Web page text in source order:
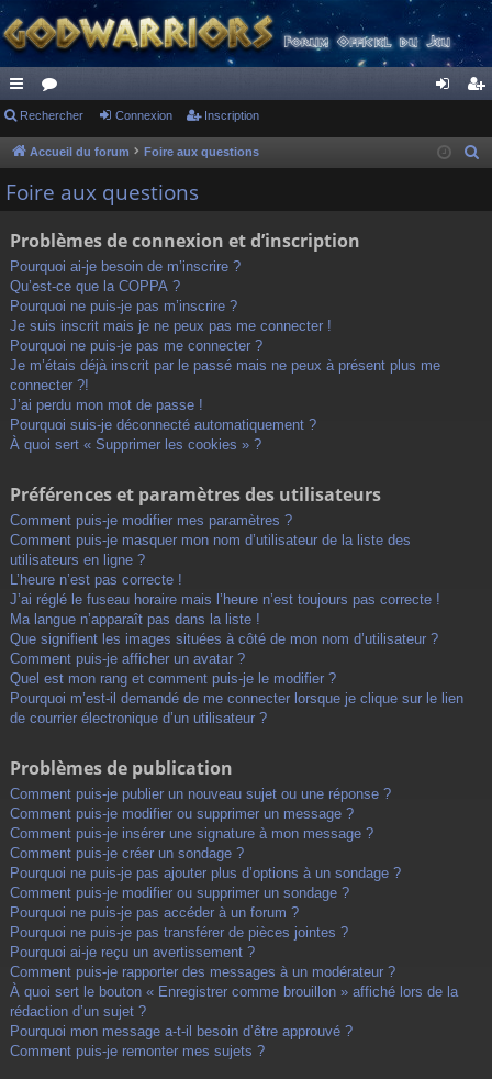
ac
co
ur
s
or
u ne cri
Rechercher Connexion Inscription
Accueil du forum Foire aux questions
Foire aux questions
Problèmes de connexion et d’inscription
Pourquoi ai-je besoin de m’inscrire ?
Qu’est-ce que la COPPA ?
Pourquoi ne puis-je pas m’inscrire ?
Je suis inscrit mais je ne peux pas me connecter !
Pourquoi ne puis-je pas me connecter ?
Je m’étais déjà inscrit par le passé mais ne peux à présent plus me
connecter ?!
J’ai perdu mon mot de passe !
Pourquoi suis-je déconnecté automatiquement ?
À quoi sert « Supprimer les cookies » ?
Préférences et paramètres des utilisateurs
Comment puis-je modifier mes paramètres ?
Comment puis-je masquer mon nom d’utilisateur de la liste des
utilisateurs en ligne ?
L’heure n’est pas correcte !
J’ai réglé le fuseau horaire mais l’heure n’est toujours pas correcte !
Ma langue n’apparaît pas dans la liste !
Que signifient les images situées à côté de mon nom d’utilisateur ?
Comment puis-je afficher un avatar ?
Quel est mon rang et comment puis-je le modifier ?
Pourquoi m’est-il demandé de me connecter lorsque je clique sur le lien
de courrier électronique d’un utilisateur ?
Problèmes de publication
Comment puis-je publier un nouveau sujet ou une réponse ?
Comment puis-je modifier ou supprimer un message ?
Comment puis-je insérer une signature à mon message ?
Comment puis-je créer un sondage ?
Pourquoi ne puis-je pas ajouter plus d’options à un sondage ?
Comment puis-je modifier ou supprimer un sondage ?
Pourquoi ne puis-je pas accéder à un forum ?
Pourquoi ne puis-je pas transférer de pièces jointes ?
Pourquoi ai-je reçu un avertissement ?
Comment puis-je rapporter des messages à un modérateur ?
À quoi sert le bouton « Enregistrer comme brouillon » affiché lors de la
rédaction d’un sujet ?
Pourquoi mon message a-t-il besoin d’être approuvé ?
Comment puis-je remonter mes sujets ?